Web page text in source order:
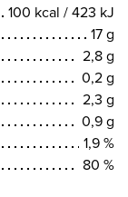
100 kcal / 423 kJ
17 g
2,8 g
0,2 g
2,3 g
0,9 g
1,9 %
80 %